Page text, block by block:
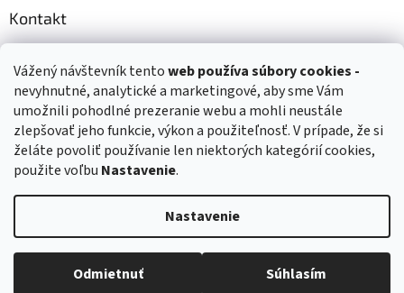
Vážený návštevník tentoweb používasúbory cookies -
nevyhnutné, analytické a marketingové, aby sme Vám
umožnili pohodlné prezeranie webu a mohli neustále
zlepšovať jeho funkcie, výkon a použiteľnosť. V prípade, že si
želáte povoliť používanie len niektorých kategórií cookies,
použite voľbu Nastavenie.
Nastavenie
Odmietnuť Súhlasím
Kontakt
+421 903 144 673
Copyright 2026ZuziHračky.sk. Všetky práva vyhradené.Upraviť
nastavenie cookies